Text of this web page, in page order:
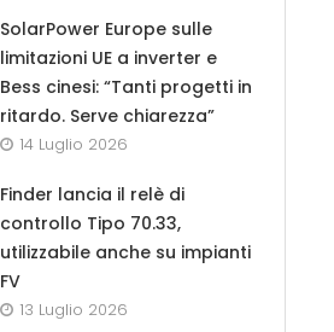
SolarPower Europe sulle
limitazioni UE a inverter e
Bess cinesi: “Tanti progetti in
ritardo. Serve chiarezza”
14 Luglio 2026
Finder lancia il relè di
controllo Tipo 70.33,
utilizzabile anche su impianti
FV
13 Luglio 2026